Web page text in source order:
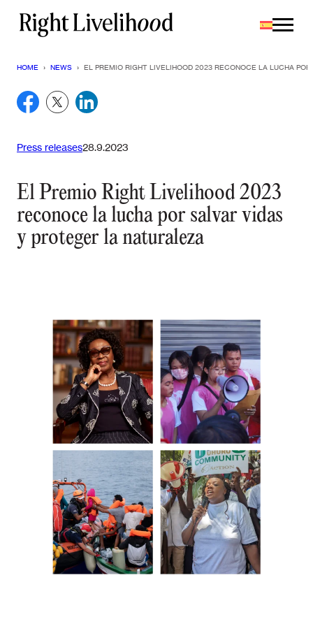
Saltar
HOME › NEWS › EL PREMIO RIGHT LIVELIHOOD 2023 RECONOCE LA LUCHA
Press releases28.9.2023
El Premio Right Livelihood 2023
reconoce la lucha por salvar vidas
y proteger la naturaleza